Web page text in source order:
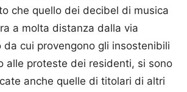
che quello dei decibel di musica
a molta distanza dalla via
da cui provengono gli insostenibili
alle proteste dei residenti, si sono
anche quelle di titolari di altri